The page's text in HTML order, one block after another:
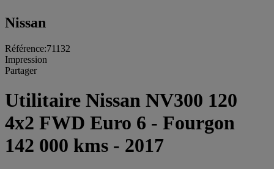
Nissan
Référence:71132
Impression
Partager
Utilitaire Nissan NV300 120
4x2 FWD Euro 6 - Fourgon
142 000 kms - 2017